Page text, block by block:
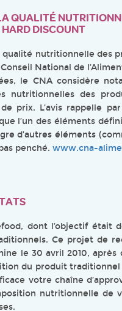
QUALITÉ
DISCOUNT
qualité nutritionnelle des
National de
le CNA considère
nutritionnelles des
prix. L’avis rappelle
l’un des éléments
d’autres éléments
penché. www.cna-
dont l’objectif était
Ce projet de
le 30 avril 2010, après
du produit
votre chaîne
nutritionnelle de